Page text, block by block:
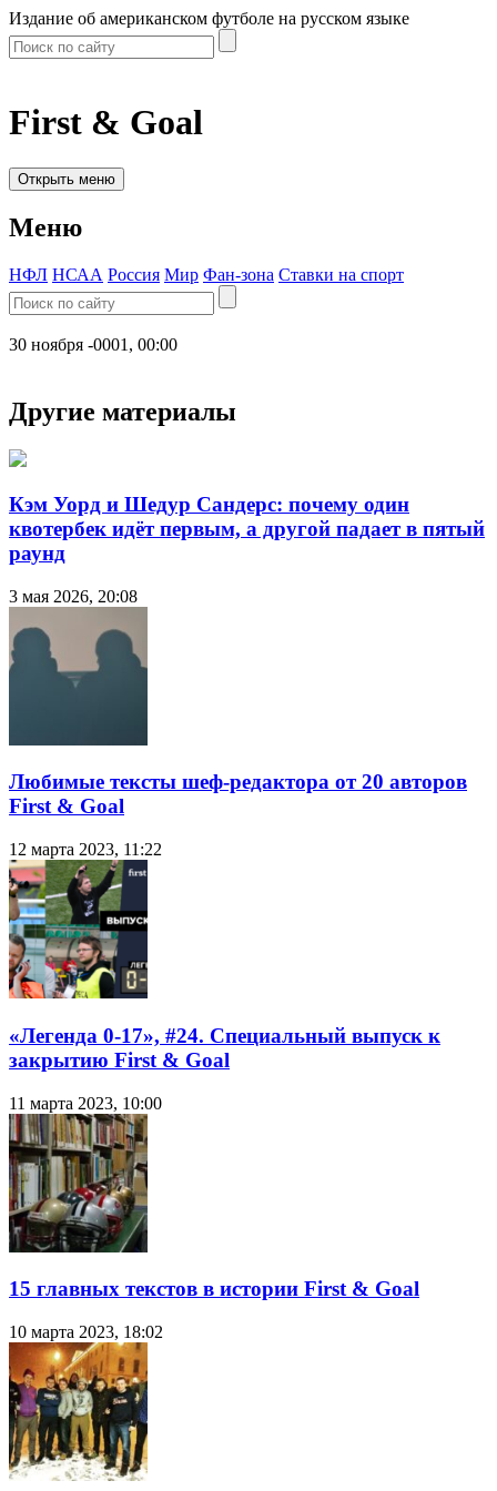
Издание об американском футболе на русском языке
First & Goal
Открыть меню
Меню
НФЛ НСАА Россия Мир Фан-зона Ставки на спорт
30 ноября -0001, 00:00
Другие материалы
Кэм Уорд и Шедур Сандерс: почему один
квотербек идёт первым, а другой падает в пятый
раунд
3 мая 2026, 20:08
Любимые тексты шеф-редактора от 20 авторов
First & Goal
12 марта 2023, 11:22
«Легенда 0-17», #24. Специальный выпуск к
закрытию First & Goal
11 марта 2023, 10:00
15 главных текстов в истории First & Goal
10 марта 2023, 18:02